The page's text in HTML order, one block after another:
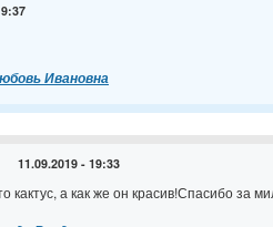
Ивановна
11.09.2019 - 19:33
кактус, а как же он красив!Спасибо за